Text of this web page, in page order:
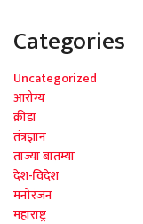
Categories
Uncategorized
आरोग्य
क्रीडा
तंत्रज्ञान
ताज्या बातम्या
देश-विदेश
मनोरंजन
महाराष्ट्र